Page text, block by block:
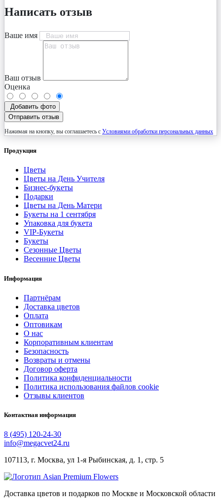
Написать отзыв
Ваше имя
Ваш отзыв
Оценка
Добавить фото
Отправить отзыв
Нажимая на кнопку, вы соглашаетесь с Условиями обработки персональных данных
Продукция
Цветы
Цветы на День Учителя
Бизнес-букеты
Подарки
Цветы на День Матери
Букеты на 1 сентября
Упаковка для букета
VIP-Букеты
Букеты
Сезонные Цветы
Весенние Цветы
Информация
Партнёрам
Доставка цветов
Оплата
Оптовикам
О нас
Корпоративным клиентам
Безопасность
Возвраты и отмены
Договор оферта
Политика конфиденциальности
Политика использования файлов cookie
Отзывы клиентов
Контактная информация
8 (495) 120-24-30
info@megacvet24.ru
107113, г. Москва, ул 1-я Рыбинская, д. 1, стр. 5
Доставка цветов и подарков по Москве и Московской области